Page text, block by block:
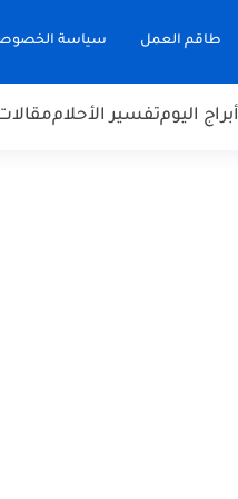
طاقم العمل سياسة
أبراج اليومتفسير الأحلام